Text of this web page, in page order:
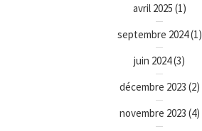
avril 2025 (1)
septembre 2024(1)
juin 2024(3)
décembre 2023 (2)
novembre 2023 (4)